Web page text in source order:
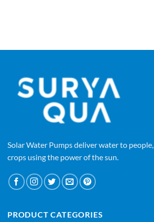
Solar Water Pumps deliver water to people,
crops using the power of the sun.
PRODUCT CATEGORIES